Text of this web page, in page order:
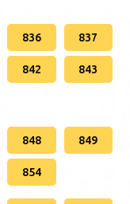
836 837
842 843
848 849
854